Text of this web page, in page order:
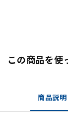
この商品を使
商品説